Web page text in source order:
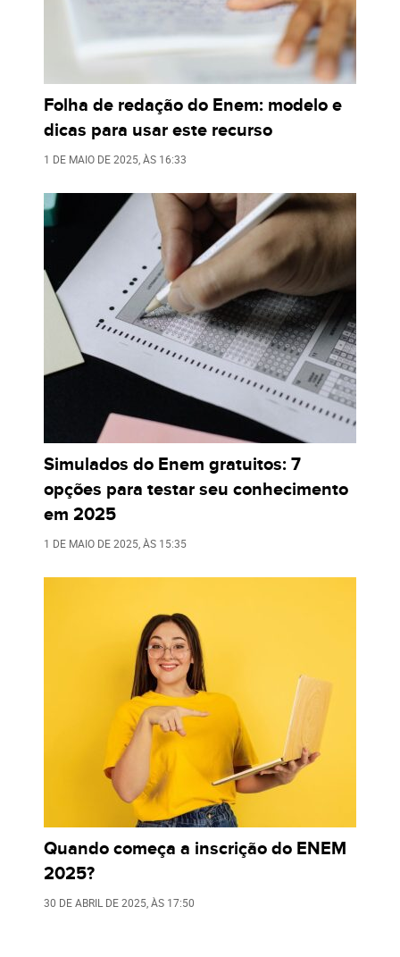
Folha de redação do Enem: modelo e
dicas para usar este recurso
1 DE MAIO DE 2025 , ÀS 16:33
Simulados do Enem gratuitos: 7
opções para testar seu conhecimento
em 2025
1 DE MAIO DE 2025 , ÀS 15:35
Quando começa a inscrição do ENEM
2025?
30 DE ABRIL DE 2025 , ÀS 17:50